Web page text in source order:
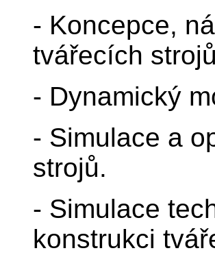
- Koncepce,
tvářecích
- Dynamický
- Simulace a
strojů.
- Simulace
konstrukci